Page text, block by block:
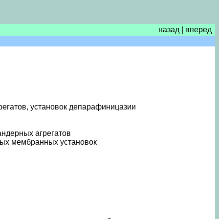
назад
вперед
установок депарафиницазии
агрегатов
мембранных установок